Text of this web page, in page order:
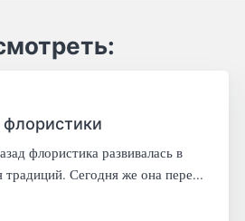
флористика развивалась в
Сегодня же она пере...